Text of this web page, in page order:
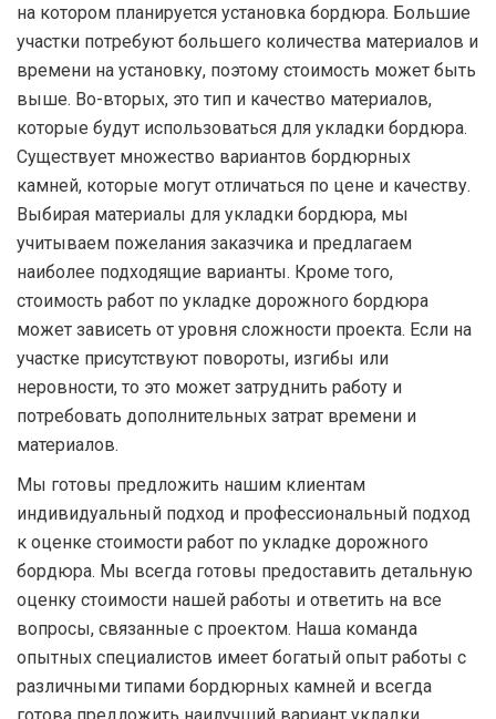
на котором планируется установка бордюра. Большие
участки потребуют большего количества материалов и
времени на установку, поэтому стоимость может быть
выше. Во-вторых, это тип и качество материалов,
которые будут использоваться для укладки бордюра.
Существует множество вариантов бордюрных
камней, которые могут отличаться по цене и качеству.
Выбирая материалы для укладки бордюра, мы
учитываем пожелания заказчика и предлагаем
наиболее подходящие варианты. Кроме того,
стоимость работ по укладке дорожного бордюра
может зависеть от уровня сложности проекта. Если на
участке присутствуют повороты, изгибы или
неровности, то это может затруднить работу и
потребовать дополнительных затрат времени и
материалов.
Мы готовы предложить нашим клиентам
индивидуальный подход и профессиональный подход
к оценке стоимости работ по укладке дорожного
бордюра. Мы всегда готовы предоставить детальную
оценку стоимости нашей работы и ответить на все
вопросы, связанные с проектом. Наша команда
опытных специалистов имеет богатый опыт работы с
различными типами бордюрных камней и всегда